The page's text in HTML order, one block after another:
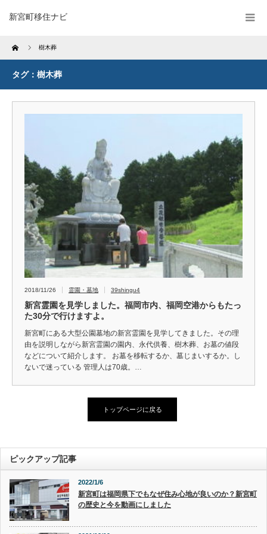
新宮町移住ナビ
Home 樹木葬
タグ：樹木葬
2018/11/26 霊園・墓地 39shingu4
新宮霊園を見学しました。福岡市内、福岡空港からもたっ
た30分で行けますよ。
新宮町にある大型公園墓地の新宮霊園を見学してきました。その理
由を説明しながら新宮霊園の園内、永代供養、樹木葬、お墓の値段
などについて紹介します。 お墓を移転するか、墓じまいするか。し
ないで迷っている 管理人は70歳。…
トップページに戻る
ピックアップ記事
2022/1/6
新宮町は福岡県下でもなぜ住み心地が良いのか？新宮町
の歴史と今を動画にしました